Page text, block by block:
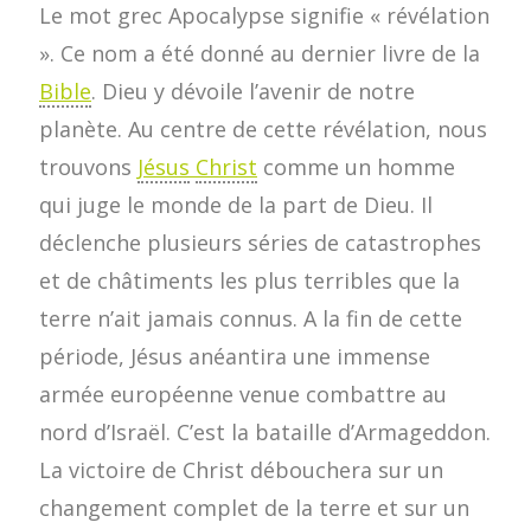
Le mot grec Apocalypse signifie « révélation
». Ce nom a été donné au dernier livre de la
Bible. Dieu y dévoile l’avenir de notre
planète. Au centre de cette révélation, nous
trouvons Jésus Christ comme un homme
qui juge le monde de la part de Dieu. Il
déclenche plusieurs séries de catastrophes
et de châtiments les plus terribles que la
terre n’ait jamais connus. A la fin de cette
période, Jésus anéantira une immense
armée européenne venue combattre au
nord d’Israël. C’est la bataille d’Armageddon.
La victoire de Christ débouchera sur un
changement complet de la terre et sur un